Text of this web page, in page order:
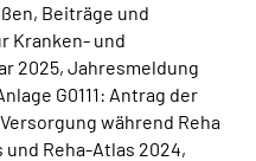
Beiträge und
Kranken- und
2025, Jahresmeldung
G0111: Antrag der
während Reha
Reha-Atlas 2024,